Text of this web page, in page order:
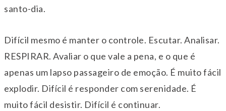
santo-dia.
Difícil mesmo é manter o controle. Escutar. Analisar.
RESPIRAR. Avaliar o que vale a pena, e o que é
apenas um lapso passageiro de emoção. É muito fácil
explodir. Difícil é responder com serenidade. É
muito fácil desistir. Difícil é continuar.